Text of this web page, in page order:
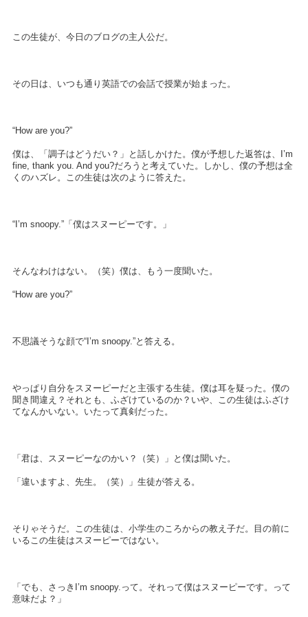
この生徒が、今日のブログの主人公だ。
その日は、いつも通り英語での会話で授業が始まった。
“How are you?”
僕は、「調子はどうだい？」と話しかけた。僕が予想した返答は、I’m
fine, thank you. And you?だろうと考えていた。しかし、僕の予想は全
くのハズレ。この生徒は次のように答えた。
“I’m snoopy.”「僕はスヌーピーです。」
そんなわけはない。（笑）僕は、もう一度聞いた。
“How are you?”
不思議そうな顔で“I’m snoopy.”と答える。
やっぱり自分をスヌーピーだと主張する生徒。僕は耳を疑った。僕の
聞き間違え？それとも、ふざけているのか？いや、この生徒はふざけ
てなんかいない。いたって真剣だった。
「君は、スヌーピーなのかい？（笑）」と僕は聞いた。
「違いますよ、先生。（笑）」生徒が答える。
そりゃそうだ。この生徒は、小学生のころからの教え子だ。目の前に
いるこの生徒はスヌーピーではない。
「でも、さっきI’m snoopy.って。それって僕はスヌーピーです。って
意味だよ？」